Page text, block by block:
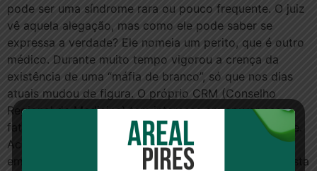
pode ser uma síndrome rara ou pouco frequente. O juiz
vê aquela alegação, mas como ele pode saber se
expressa a verdade? Ele nomeia um perito, que é outro
médico. Durante muito tempo vigorou a crença da
existência de uma “máfia de branco”, só que nos dias
atuais mudou de figura. O próprio CRM (Conselho
Regional de Medicina) tem interesse em apurar esses
fatos. Uma condenação repercute sobre toda a classe.
Acredito que esse corporativismo diminuiu. Há casos
em que o Conselho julga o médico sob o ponto de vista